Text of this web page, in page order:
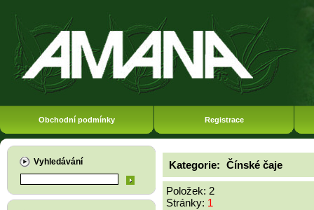
Obchodní podmínky Registrace
Vyhledávání Kategorie: Čínské čaje
Položek: 2
Stránky: 1